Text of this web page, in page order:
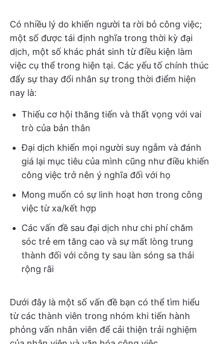
Có nhiều lý do khiến người ta rời bỏ công việc;
một số được tái định nghĩa trong thời kỳ đại
dịch, một số khác phát sinh từ điều kiện làm
việc cụ thể trong hiện tại. Các yếu tố chính thúc
đẩy sự thay đổi nhân sự trong thời điểm hiện
nay là:
Thiếu cơ hội thăng tiến và thất vọng với vai
trò của bản thân
Đại dịch khiến mọi người suy ngẫm và đánh
giá lại mục tiêu của mình cũng như điều khiến
công việc trở nên ý nghĩa đối với họ
Mong muốn có sự linh hoạt hơn trong công
việc từ xa/kết hợp
Các vấn đề sau đại dịch như chi phí chăm
sóc trẻ em tăng cao và sự mất lòng trung
thành đối với công ty sau làn sóng sa thải
rộng rãi
Dưới đây là một số vấn đề bạn có thể tìm hiểu
từ các thành viên trong nhóm khi tiến hành
phỏng vấn nhân viên để cải thiện trải nghiệm